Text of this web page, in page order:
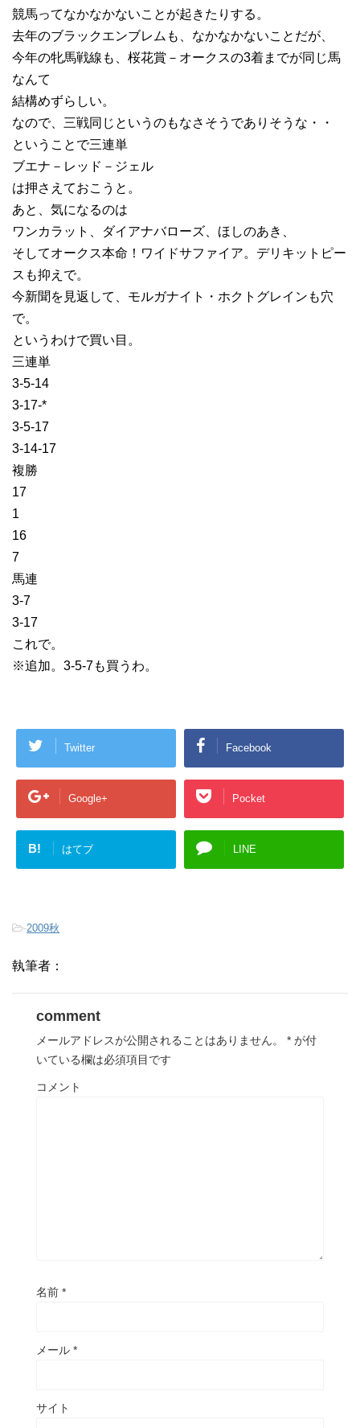
競馬ってなかなかないことが起きたりする。
去年のブラックエンブレムも、なかなかないことだが、
今年の牝馬戦線も、桜花賞－オークスの3着までが同じ馬
なんて
結構めずらしい。
なので、三戦同じというのもなさそうでありそうな・・
ということで三連単
ブエナ－レッド－ジェル
は押さえておこうと。
あと、気になるのは
ワンカラット、ダイアナバローズ、ほしのあき、
そしてオークス本命！ワイドサファイア。デリキットピー
スも抑えで。
今新聞を見返して、モルガナイト・ホクトグレインも穴
で。
というわけで買い目。
三連単
3-5-14
3-17-*
3-5-17
3-14-17
複勝
17
1
16
7
馬連
3-7
3-17
これで。
※追加。3-5-7も買うわ。
Twitter Facebook
Google+ Pocket
B! はてブ LINE
-2009秋
執筆者：
comment
メールアドレスが公開されることはありません。 * が付
いている欄は必須項目です
コメント
名前 *
メール *
サイト